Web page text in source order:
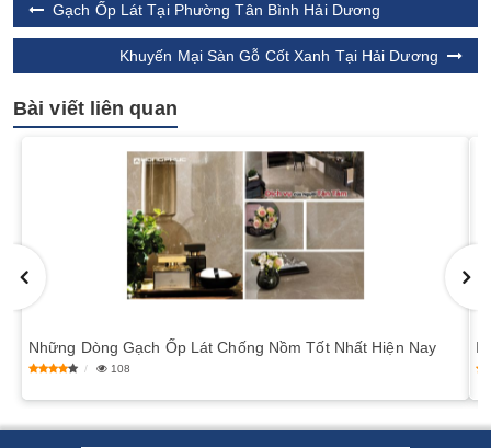
Gạch Ốp Lát Tại Phường Tân Bình Hải Dương
Khuyến Mại Sàn Gỗ Cốt Xanh Tại Hải Dương
Bài viết liên quan
Những Dòng Gạch Ốp Lát Chống Nồm Tốt Nhất Hiện Nay
108